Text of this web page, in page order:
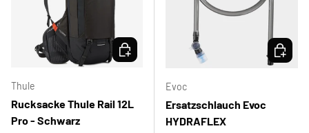
Thule
Rucksacke Thule Rail 12L
Pro - Schwarz
OPTIONEN AUSWÄHLEN
Evoc
Ersatzschlauch Evoc
HYDRAFLEX